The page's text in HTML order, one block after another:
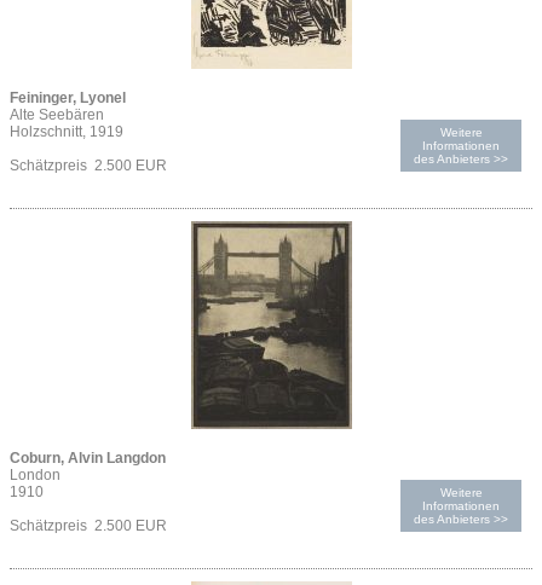
Feininger, Lyonel
Alte Seebären
Holzschnitt, 1919
Schätzpreis 2.500 EUR
Weitere
Informationen
des Anbieters >>
Coburn, Alvin Langdon
London
1910
Schätzpreis 2.500 EUR
Weitere
Informationen
des Anbieters >>